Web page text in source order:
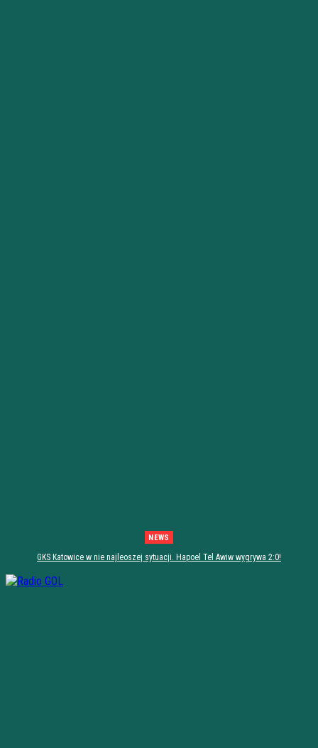
NEWS
GKS Katowice w nie najleoszej sytuacji. Hapoel Tel Awiw wygrywa 2:0!